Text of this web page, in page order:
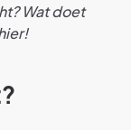
Wat doet